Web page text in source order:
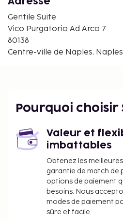
Spaccanapoli - 0,4 km
Cathédrale Notre-Dame-de-
- 0,5 km
Piazza Bellini - 0,5 km
Université de Naples
0,6 km
L'aéroport principal le plus
international de Naples (NAP)
La réception n'est pas
Vous devrez payer les frais
l’hébergement. Ces frais
taxes applicables :
Gentile Suite
Vico Purgatorio Ad Arco 7
80138
Centre-ville de Naples,
Pourquoi choisir
Valeur et
imbattables
Obtenez les
garantie de match de
options de paiement
besoins. Nous
modes de paiement
sûre et facile.